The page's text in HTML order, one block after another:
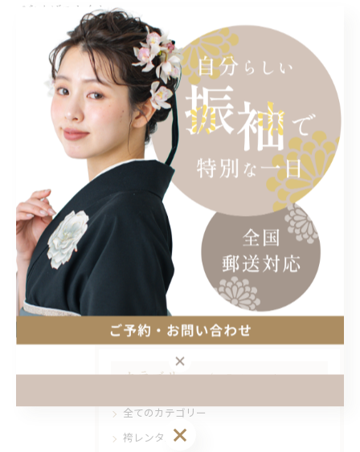
📍なんばスカイオ
📍新宿マルイアネックス
オンライン相談（ZOOM）
毎日ご予約可能です。
DMまたはプロフィールリンクより
ご予約ください。
ーーーーーーーーーー
< 前のページ 一覧に戻る 次のページ >
カテゴリー Categories
全てのカテゴリー
袴レンタル